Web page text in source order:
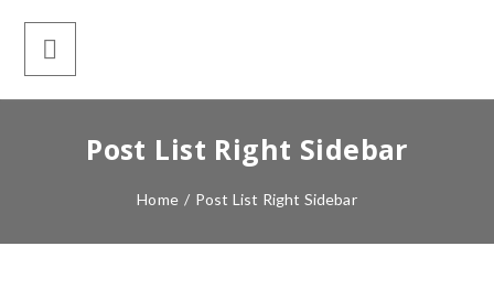
Post List Right Sidebar
Home / Post List Right Sidebar